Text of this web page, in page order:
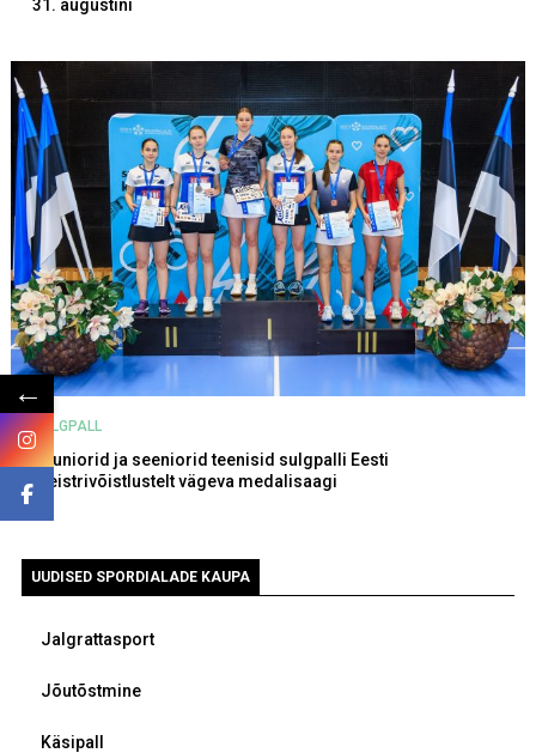
31. augustini
SULGPALL
Juuniorid ja seeniorid teenisid sulgpalli Eesti
meistrivõistlustelt vägeva medalisaagi
UUDISED SPORDIALADE KAUPA
Jalgrattasport
Jõutõstmine
Käsipall
←